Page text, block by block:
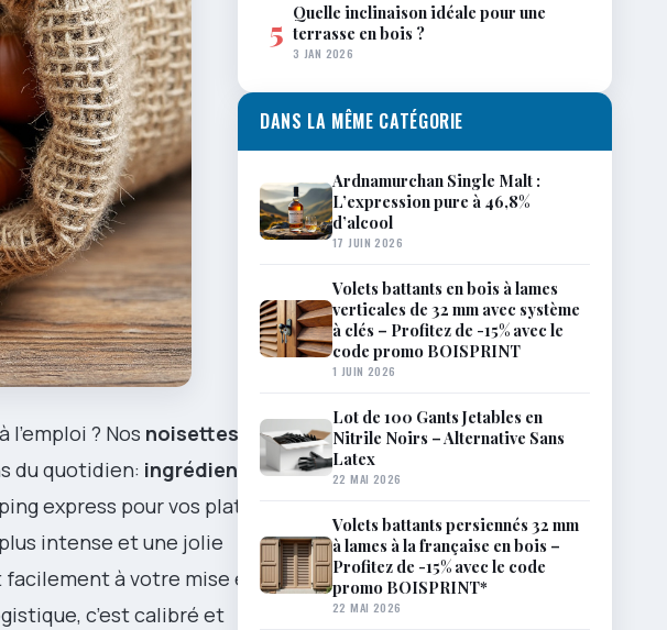
? Nos noisettes
du quotidien: ingrédients
express pour vos plats. En
intense et une jolie
à votre mise en
c’est calibré et
5 Quelle inclinaison idéale pour une
terrasse en bois ?
3 JAN 2026
DANS LA MÊME CATÉGORIE
Ardnamurchan Single Malt :
L’expression pure à 46,8%
d’alcool
17 JUIN 2026
Volets battants en bois à lames
verticales de 32 mm avec système
à clés – Profitez de -15% avec le
code promo BOISPRINT
1 JUIN 2026
Lot de 100 Gants Jetables en
Nitrile Noirs – Alternative Sans
Latex
22 MAI 2026
Volets battants persiennés 32 mm
à lames à la française en bois –
Profitez de -15% avec le code
promo BOISPRINT*
22 MAI 2026